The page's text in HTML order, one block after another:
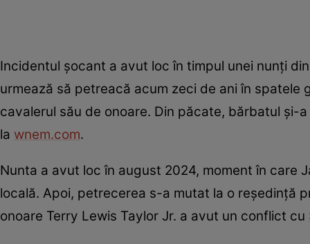
Incidentul șocant a avut loc în timpul unei nunți
urmează să petreacă acum zeci de ani în
cavalerul său de onoare. Din păcate, bărbatul
la wnem.com.
Nunta a avut loc în august 2024, moment în care
locală. Apoi, petrecerea s-a mutat la o reședință
onoare Terry Lewis Taylor Jr. a avut un conflict cu